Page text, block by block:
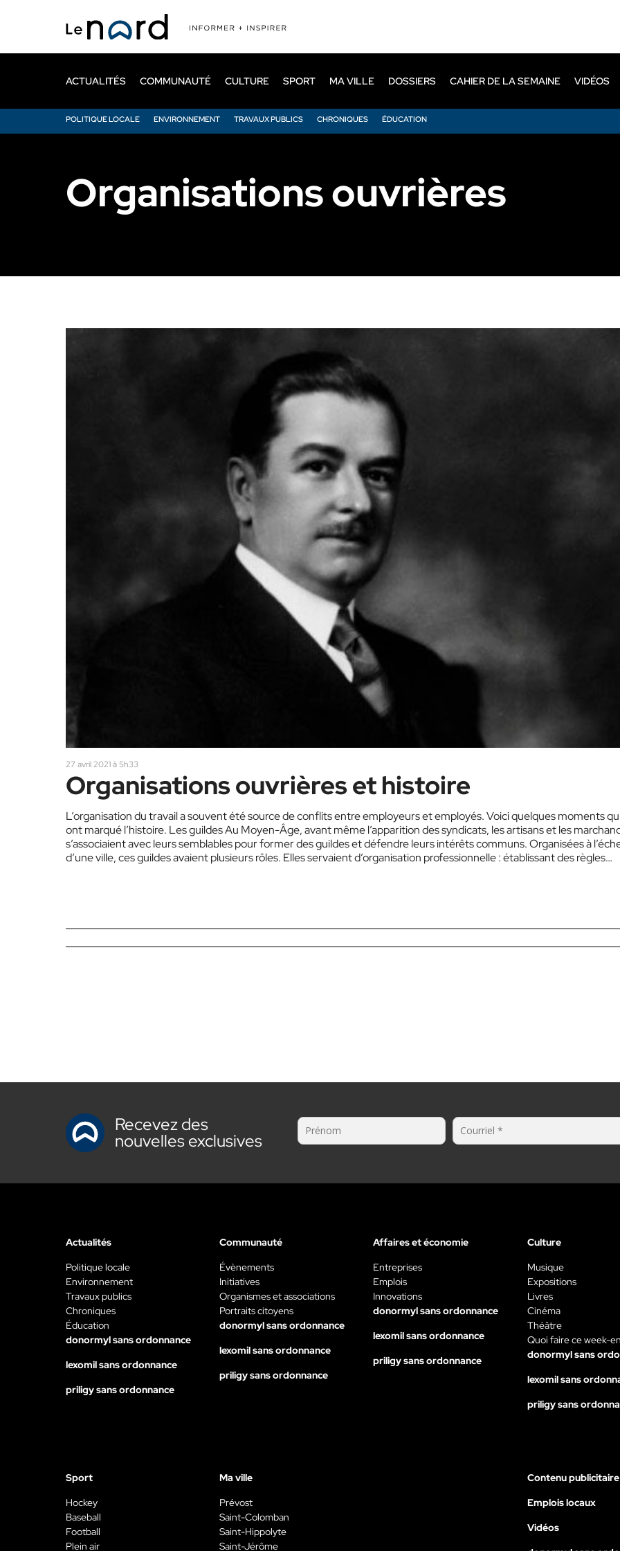
principal
ACTUALITÉS
POLITIQUE LOCALE ENVIRONNEMENT TRAVAUX PUBLICS CHRONIQUES ÉDUCATION
COMMUNAUTÉ CULTURE SPORT MA VILLE DOSSIERS CAHIER DE LA SEMAINE VIDÉOS
Organisations ouvrières
27 avril 2021 à 5h33
Organisations ouvrières et histoire
L’organisation du travail a souvent été source de conflits entre employeurs et employés. Voici quelques moments
ont marqué l’histoire. Les guildes Au Moyen-Âge, avant même l’apparition des syndicats, les artisans et les
s’associaient avec leurs semblables pour former des guildes et défendre leurs intérêts communs. Organisées à
d’une ville, ces guildes avaient plusieurs rôles. Elles servaient d’organisation professionnelle : établissant des règles
Recevez des
nouvelles exclusives
Actualités
Politique locale
Environnement
Travaux publics
Chroniques
Éducation
donormyl sans ordonnance
lexomil sans ordonnance
priligy sans ordonnance
Communauté
Évènements
Initiatives
Organismes et associations
Portraits citoyens
donormyl sans ordonnance
lexomil sans ordonnance
priligy sans ordonnance
Affaires et économie
Entreprises
Emplois
Innovations
donormyl sans ordonnance
lexomil sans ordonnance
priligy sans ordonnance
Culture
Musique
Expositions
Livres
Cinéma
Théâtre
Quoi faire ce week-
donormyl sans
lexomil sans
priligy sans
Sport
Hockey
Baseball
Football
Plein air
Ma ville
Prévost
Saint-Colomban
Saint-Hippolyte
Saint-Jérôme
Contenu publicitaire
Emplois locaux
Vidéos